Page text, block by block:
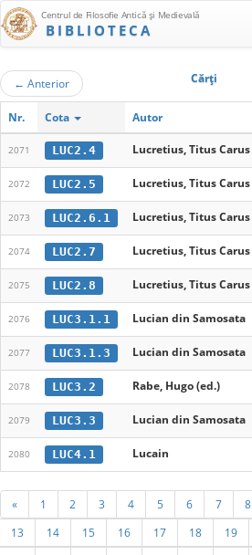
Centrul de Filosofie Antică şi Medievală
BIBLIOTECA
← Anterior Cărţi
Nr. Cota Autor
2071 LUC2.4 Lucretius, Titus Carus
2072 LUC2.5 Lucretius, Titus Carus
2073 LUC2.6.1 Lucretius, Titus Carus
2074 LUC2.7 Lucretius, Titus Carus
2075 LUC2.8 Lucretius, Titus Carus
2076 LUC3.1.1 Lucian din Samosata
2077 LUC3.1.3 Lucian din Samosata
2078 LUC3.2 Rabe, Hugo (ed.)
2079 LUC3.3 Lucian din Samosata
2080 LUC4.1 Lucain
« 1 2 3 4 5 6 7 8
13
14 15 16 17 18 19